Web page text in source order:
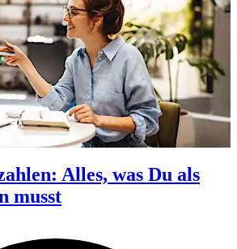
Alles, was Du als
musst